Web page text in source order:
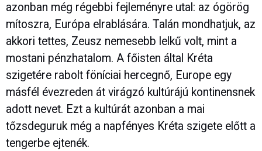
azonban még régebbi fejleményre utal: az ógörög
mítoszra, Európa elrablására. Talán mondhatjuk, az
akkori tettes, Zeusz nemesebb lelkű volt, mint a
mostani pénzhatalom. A főisten által Kréta
szigetére rabolt föníciai hercegnő, Europe egy
másfél évezreden át virágzó kultúrájú kontinensnek
adott nevet. Ezt a kultúrát azonban a mai
tőzsdeguruk még a napfényes Kréta szigete előtt a
tengerbe ejtenék.